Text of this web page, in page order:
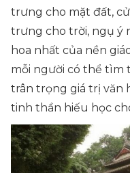
trưng cho mặt đất,
trưng cho trời, ngụ ý
hoa nhất của nền
mỗi người có thể tìm
trân trọng giá trị văn
tinh thần hiếu học